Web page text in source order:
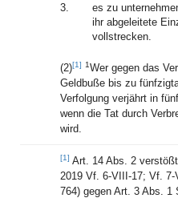
3.
es zu
ihr abgeleitete
vollstrecken.
(2)[1] 1Wer gegen das
Geldbuße bis zu
Verfolgung verjährt in
wenn die Tat durch
wird.
[1] Art. 14 Abs. 2
2019 Vf. 6-VIII-17; Vf.
764) gegen Art. 3 Abs.